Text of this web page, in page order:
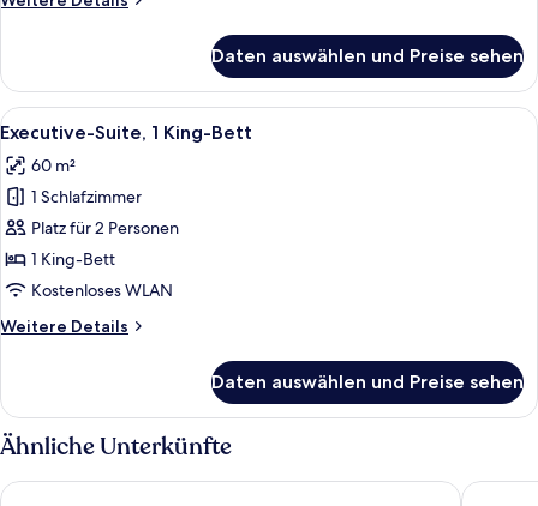
Zimmer
Daten auswählen und Preise sehen
Alle
Fotos
für
Executive-
Suite,
1 King-
Bett
Ein Hotelzimmer mit einem großen
7
Executive-Suite, 1 King-Bett
60 m²
1 Schlafzimmer
Platz für 2 Personen
1 King-Bett
Kostenloses WLAN
Weitere Details
Weitere
Suite,
1 King-
Bett
Daten auswählen und Preise sehen
Ähnliche Unterkünfte
ibis budget Auckland Airport